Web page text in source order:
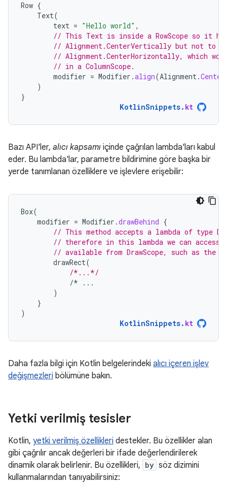
Row {
Text(
text = "Hello world" ,
// This Text is inside a RowScope so it
// Alignment.CenterVertically but not to
// Alignment.CenterHorizontally, which
// in a ColumnScope.
modifier = Modifier .align(Alignment.
)
}
KotlinSnippets. kt
Bazı API'ler, alıcı kapsamı içinde çağrılan lambda'ları kabul
eder. Bu lambda'lar, parametre bildirimine göre başka bir
yerde tanımlanan özelliklere ve işlevlere erişebilir:
Box(
modifier = Modifier .drawBehind {
// This method accepts a lambda of type
// therefore in this lambda we can access
// available from DrawScope, such as the
drawRect(
/*...*/
/*
...
)
}
)
KotlinSnippets. kt
Daha fazla bilgi için Kotlin belgelerindeki alıcı içeren işlev
değişmezleri bölümüne bakın.
Yetki verilmiş tesisler
Kotlin, yetki verilmiş özellikleri destekler. Bu özellikler alan
gibi çağrılır ancak değerleri bir ifade değerlendirilerek
dinamik olarak belirlenir. Bu özellikleri, by söz dizimini
kullanmalarından tanıyabilirsiniz: